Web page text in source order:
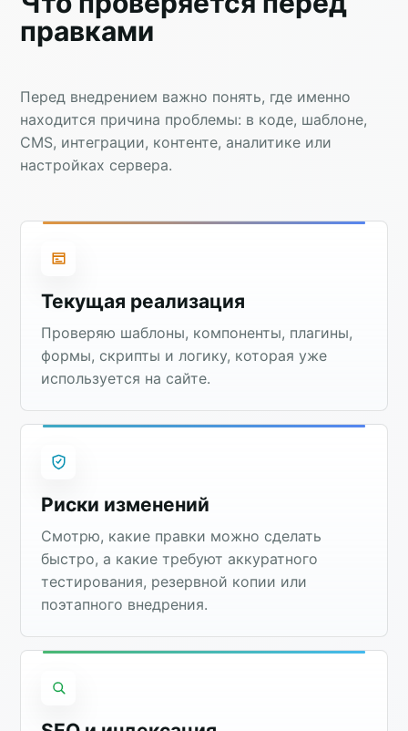
правками
Перед внедрением важно понять, где именно
находится причина проблемы: в коде, шаблоне,
CMS, интеграции, контенте, аналитике или
настройках сервера.
Текущая реализация
Проверяю шаблоны, компоненты, плагины,
формы, скрипты и логику, которая уже
используется на сайте.
Риски изменений
Смотрю, какие правки можно сделать
быстро, а какие требуют аккуратного
тестирования, резервной копии или
поэтапного внедрения.